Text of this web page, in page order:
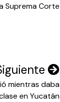
Suprema Corte
mientras daba
en Yucatán